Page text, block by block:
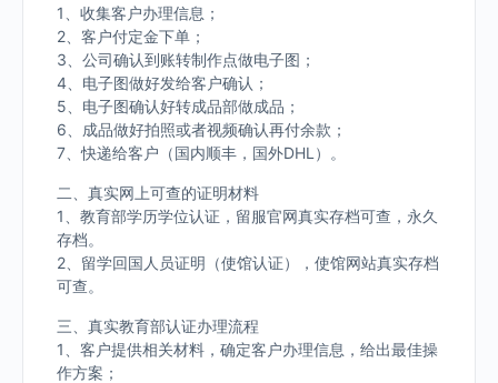
1、收集客户办理信息；
2、客户付定金下单；
3、公司确认到账转制作点做电子图；
4、电子图做好发给客户确认；
5、电子图确认好转成品部做成品；
6、成品做好拍照或者视频确认再付余款；
7、快递给客户（国内顺丰，国外DHL）。
二、真实网上可查的证明材料
1、教育部学历学位认证，留服官网真实存档可查，永久
存档。
2、留学回国人员证明（使馆认证），使馆网站真实存档
可查。
三、真实教育部认证办理流程
1、客户提供相关材料，确定客户办理信息，给出最佳操
作方案；